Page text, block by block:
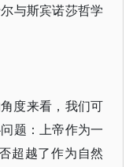
与斯宾诺莎哲学
度来看，我们可
题：上帝作为一
超越了作为自然